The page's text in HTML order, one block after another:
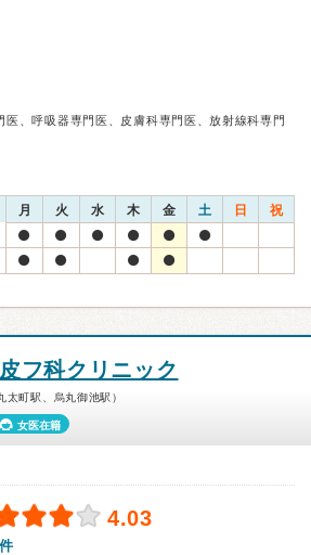
医、呼吸器専門医、皮膚科専門医、放射線科専門
月 火 水 木 金 土 日 祝
フ科クリニック
町駅、烏丸御池駅）
女医在籍
4.03